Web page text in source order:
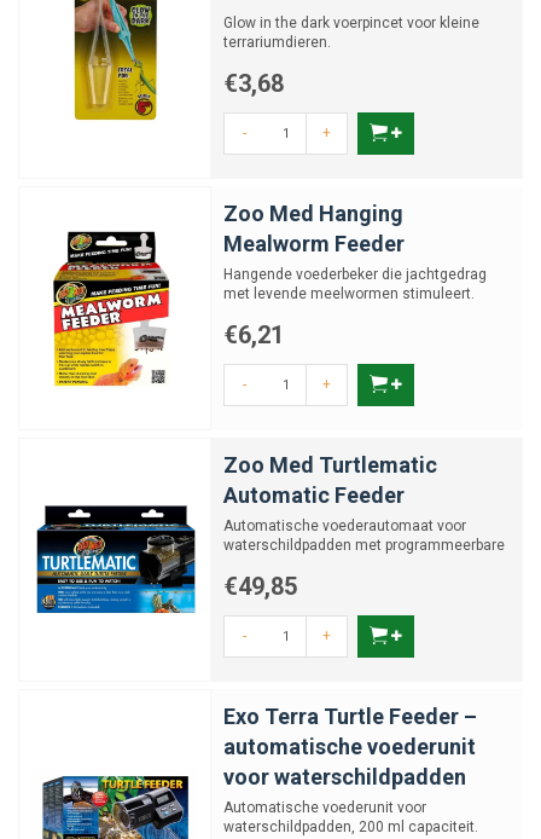
Glow in the dark voerpincet voor kleine
terrariumdieren.
€3,68
- +
Zoo Med Hanging
Mealworm Feeder
Hangende voederbeker die jachtgedrag
met levende meelwormen stimuleert.
€6,21
- +
Zoo Med Turtlematic
Automatic Feeder
Automatische voederautomaat voor
waterschildpadden met programmeerbare
€49,85
- +
Exo Terra Turtle Feeder –
automatische voederunit
voor waterschildpadden
Automatische voederunit voor
waterschildpadden, 200 ml capaciteit.